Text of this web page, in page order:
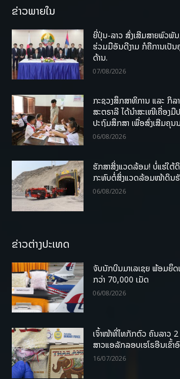
ຂ່າວພາຍໃນ
ຍີ່ປຸ່ນ-ລາວ ສົ່ງເສີມສາຍພົວພັ
ຮ່ວມມືອັນດີງາມ ກໍຄືການເປັ
ດ້ານ.
07/08/2026
ກະຊວງສຶກສາທິການ ແລະ ກິ
ສະຕຣາລີ ໄດ້ນຳສະເໜີເຄື່ອງ
ປະຖົມສຶກສາ ເພື່ອສົ່ງເສີມຄຸນ
06/08/2026
ຮັກສາສິ່ງແວດລ້ອມ! ບໍ່ແຮ່ໃ
ກະທົບຕໍ່ສິ່ງແວດລ້ອມໜ້າດິນ
06/08/2026
ຂ່າວຕ່າງປະເທດ
ຈັບນັກບິນມາເລເຊຍ ພ້ອມຍຶດ
ກວ່າ 70,000 ເມັດ
06/08/2026
ເຈົ້າໜ້າທີ່ໄທກັກຕົວ ຄົນລາວ
ສາວແອລັກລອບເຮໂຣອີນເຂົ້າ
16/07/2026